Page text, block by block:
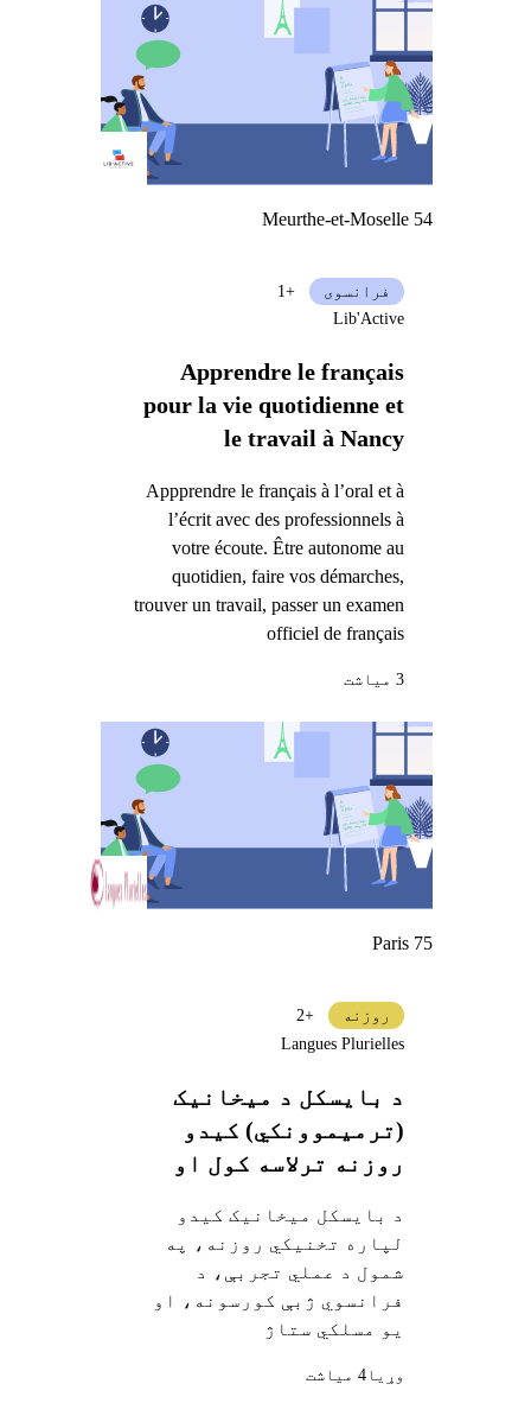
Meurthe-et-Moselle 54
Apprendre le français
pour la vie quotidienne et
le travail à Nancy
Appprendre le français à l’oral et à
l’écrit avec des professionnels à
votre écoute. Être autonome au
quotidien, faire vos démarches,
trouver un travail, passer un examen
officiel de français
فرانسوی
+1
Lib'Active
3 میاشت
Paris 75
د بایسکل د میخانیک
(ترمیموونکي) کیدو
روزنه ترلاسه کول او
د بایسکل میخانیک کیدو
لپاره تخنیکي روزنه، په
شمول د عملي تجربې، د
فرانسوي ژبې کورسونه، او
یو مسلکي ستاژ
روزنه
+2
Langues Plurielles
وړيا4 میاشت